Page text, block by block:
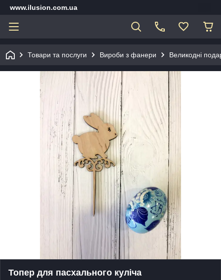
www.ilusion.com.ua
Товари та послуги Вироби з фанери Великодні
Топер для пасхального куліча